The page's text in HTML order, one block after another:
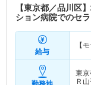
【東京都／品川区
ション病院でのセ
給与
【
東京
Ｒ